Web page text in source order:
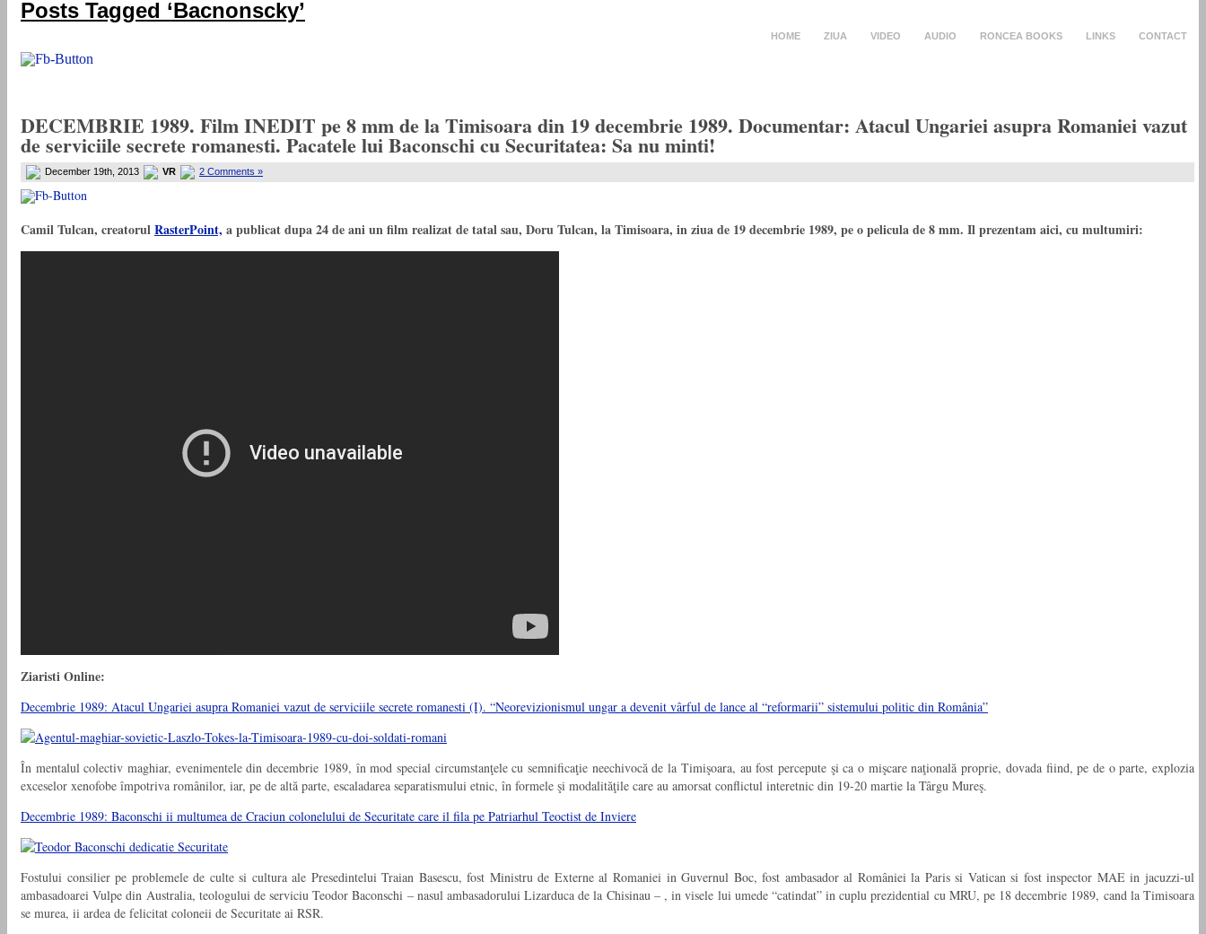
HOME ZIUA VIDEO AUDIO RONCEA BOOKS LINKS CONTACT
Posts Tagged ‘Bacnonscky’
DECEMBRIE 1989. Film INEDIT pe 8 mm de la Timisoara din 19 decembrie 1989. Documentar: Atacul Ungariei asupra Romaniei vazut
de serviciile secrete romanesti. Pacatele lui Baconschi cu Securitatea: Sa nu minti!
December 19th, 2013 VR 2 Comments »
Camil Tulcan, creatorulRasterPoint, a publicat dupa 24 de ani un film realizat de tatal sau, Doru Tulcan, la Timisoara, in ziua de 19 decembrie 1989, pe o pelicula de 8 mm. Il prezentam aici, cu multumiri:
Ziaristi Online:
Decembrie 1989: Atacul Ungariei asupra Romaniei vazut de serviciile secrete romanesti (I). “Neorevizionismul ungar a devenit vârful de lance al “reformarii” sistemului politic din România”
În mentalul colectiv maghiar, evenimentele din decembrie 1989, în mod special circumstanţele cu semnificaţie neechivocă de la Timişoara, au fost percepute şi ca o mişcare naţională proprie, dovada fiind, pe de o parte, explozia
exceselor xenofobe împotriva românilor, iar, pe de altă parte, escaladarea separatismului etnic, în formele şi modalităţile care au amorsat conflictul interetnic din 19-20 martie la Târgu Mureş.
Decembrie 1989: Baconschi ii multumea de Craciun colonelului de Securitate care il fila pe Patriarhul Teoctist de Inviere
Fostului consilier pe problemele de culte si cultura ale Presedintelui Traian Basescu, fost Ministru de Externe al Romaniei in Guvernul Boc, fost ambasador al României la Paris si Vatican si fost inspector MAE in jacuzzi-ul
ambasadoarei Vulpe din Australia, teologului de serviciu Teodor Baconschi – nasul ambasadorului Lizarduca de la Chisinau – , in visele lui umede “catindat” in cuplu prezidential cu MRU, pe 18 decembrie 1989, cand la Timisoara
se murea, ii ardea de felicitat coloneii de Securitate ai RSR.